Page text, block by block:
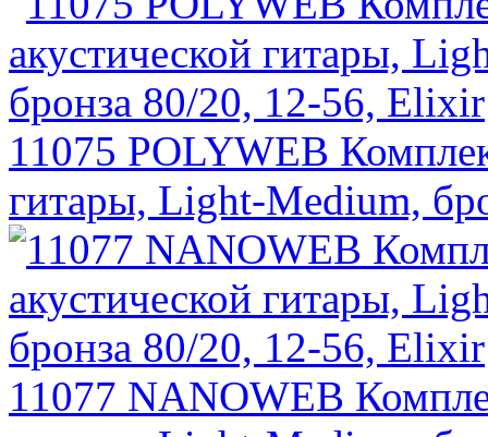
11075 POLYWEB
гитары, Light-Medium,
11077 NANOWEB